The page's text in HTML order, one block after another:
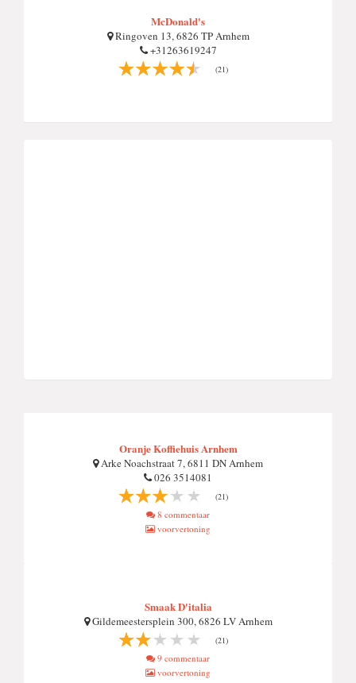
McDonald's
Ringoven 13, 6826 TP Arnhem
+31263619247
(21)
Oranje Koffiehuis Arnhem
Arke Noachstraat 7, 6811 DN Arnhem
026 3514081
(21)
8 commentaar
voorvertoning
Smaak D'italia
Gildemeestersplein 300, 6826 LV Arnhem
(21)
9 commentaar
voorvertoning